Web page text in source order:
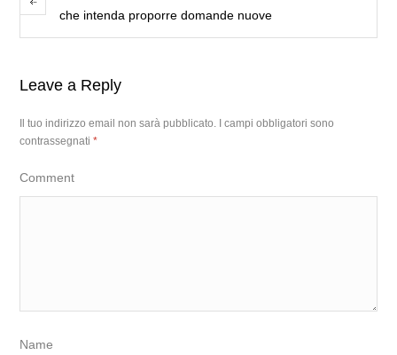
che intenda proporre domande nuove
Leave a Reply
Il tuo indirizzo email non sarà pubblicato.
I campi obbligatori sono
contrassegnati*
Comment
Name